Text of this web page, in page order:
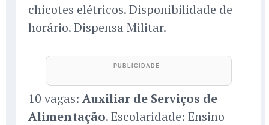
chicotes elétricos. Disponibilidade de
horário. Dispensa Militar.
10 vagas: Auxiliar de Serviços de
Alimentação. Escolaridade: Ensino